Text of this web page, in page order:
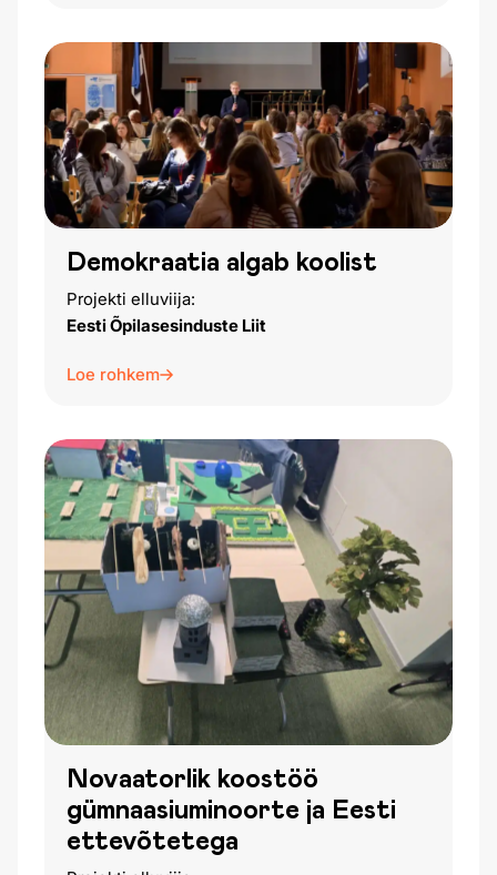
Demokraatia algab koolist
Projekti elluviija:
Eesti Õpilasesinduste Liit
Loe rohkem
Novaatorlik koostöö
gümnaasiuminoorte ja Eesti
ettevõtetega